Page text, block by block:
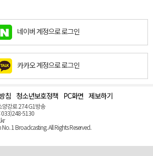
네이버 계정으로 로그인
카카오 계정으로 로그인
침 청소년보호정책 PC화면 제보하기
양강로 274 G1방송
033)248-5130
1 Broadcasting. All Rights Reserved.